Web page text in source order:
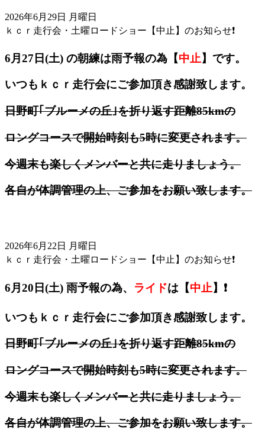
2026年6月29日 月曜日
ｋｃｒ走行会・土曜ロードショー【中止】のお知らせ❗️
6月27日(土) の朝練は雨予報の為【中止】です。
いつもｋｃｒ走行会にご参加頂き感謝致します。
日野町｢ブルーメの丘｣を折り返す距離85kmの
ロングコースで開始時刻も5時に変更されます。
今週末も楽しくメンバーと共に走りましょう。
各自が体調管理の上、ご参加をお願い致します。
2026年6月22日 月曜日
ｋｃｒ走行会・土曜ロードショー【中止】のお知らせ❗️
6月20日(土) 雨予報の為、 ライドは【中止】 ❗️
いつもｋｃｒ走行会にご参加頂き感謝致します。
日野町｢ブルーメの丘｣を折り返す距離85kmの
ロングコースで開始時刻も5時に変更されます。
今週末も楽しくメンバーと共に走りましょう。
各自が体調管理の上、ご参加をお願い致します。